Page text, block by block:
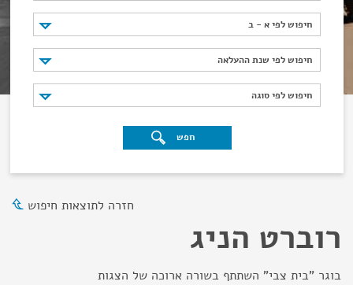
חיפוש לפי א - ב
חיפוש לפי א - ב
חיפוש לפי שנת ההעלאה
חיפוש לפי שנת ההעלאה
חיפוש לפי סוגה
חיפוש לפי סוגה
חפש
חזרה לתוצאות חיפוש
רוברט הניג
בוגר "בית צבי" השתתף בשורה ארוכה של הצגות